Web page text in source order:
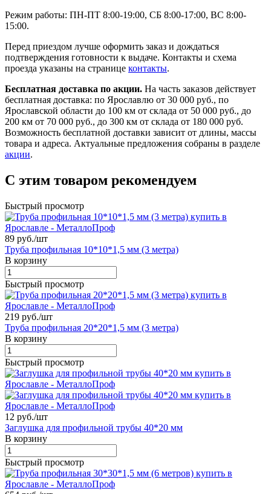
Режим работы: ПН-ПТ 8:00-19:00, СБ 8:00-17:00, ВС 8:00-
15:00.
Перед приездом лучше оформить заказ и дождаться
подтверждения готовности к выдаче. Контакты и схема
проезда указаны на странице контакты.
Бесплатная доставка по акции. На часть заказов действует
бесплатная доставка: по Ярославлю от 30 000 руб., по
Ярославской области до 100 км от склада от 50 000 руб., до
200 км от 70 000 руб., до 300 км от склада от 180 000 руб.
Возможность бесплатной доставки зависит от длины, массы
товара и адреса. Актуальные предложения собраны в разделе
акции.
С этим товаром рекомендуем
Быстрый просмотр
89 руб./шт
Труба профильная 10*10*1,5 мм (3 метра)
В корзину
Быстрый просмотр
219 руб./шт
Труба профильная 20*20*1,5 мм (3 метра)
В корзину
Быстрый просмотр
12 руб./шт
Заглушка для профильной трубы 40*20 мм
В корзину
Быстрый просмотр